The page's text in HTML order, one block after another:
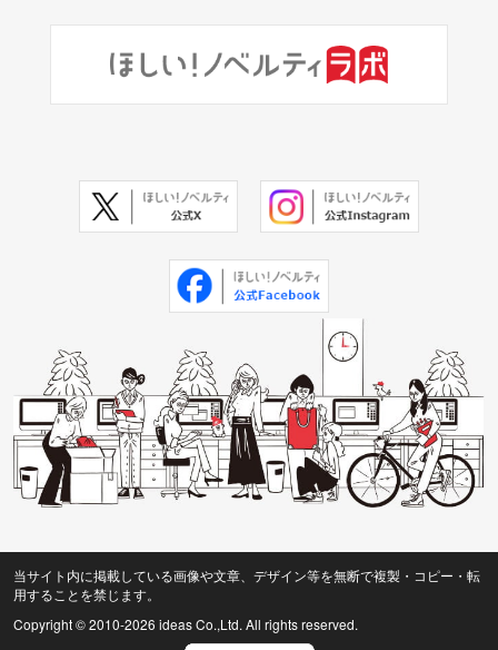
当サイト内に掲載している画像や文章、デザイン等を無断で複製・コピー・転
用することを禁じます。
Copyright © 2010-2026 ideas Co.,Ltd. All rights reserved.